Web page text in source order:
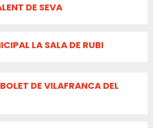
DE SEVA
LA SALA DE RUBI
DE VILAFRANCA DEL